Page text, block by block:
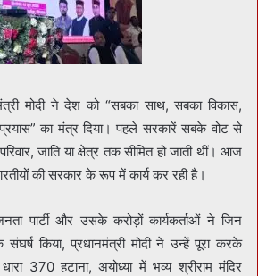
मोदी ने देश को “सबका साथ, सबका विकास,
का मंत्र दिया। पहले सरकारें सबके वोट से
जाति या क्षेत्र तक सीमित हो जाती थीं। आज
की सरकार के रूप में कार्य कर रही है।
पार्टी और उसके करोड़ों कार्यकर्ताओं ने जिन
किया, प्रधानमंत्री मोदी ने उन्हें पूरा करके
370 हटाना, अयोध्या में भव्य श्रीराम मंदिर